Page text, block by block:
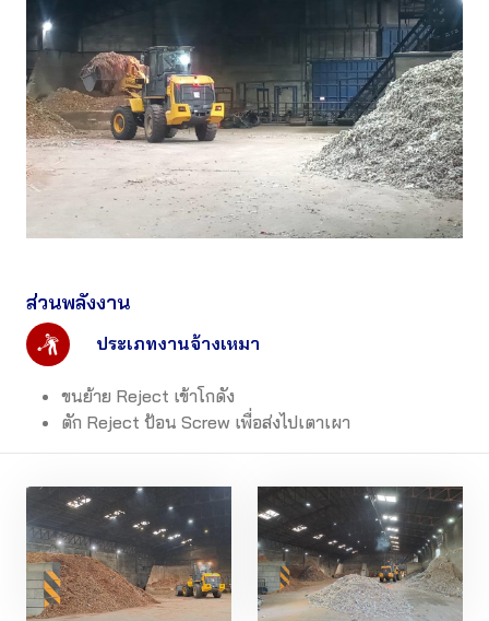
ส่วนพลังงาน
ประเภทงานจ้างเหมา
ขนย้าย Reject เข้าโกดัง
ตัก Reject ป้อน Screw เพื่อส่งไปเตาเผา